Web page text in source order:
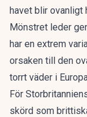
havet blir ovanligt
Mönstret leder
har en extrem
orsaken till den
torrt väder i
För
skörd som